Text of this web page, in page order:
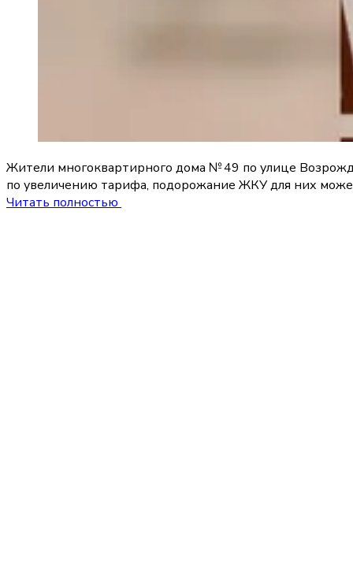
Жители многоквартирного дома № 49 по улице
по увеличению тарифа, подорожание ЖКУ для них
Читать полностью